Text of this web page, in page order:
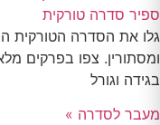
ספיר סדרה טורקית
גלו את הסדרה
ומסתורין. צפו בפרקים
בגידה וגורל
מעבר לסדרה »